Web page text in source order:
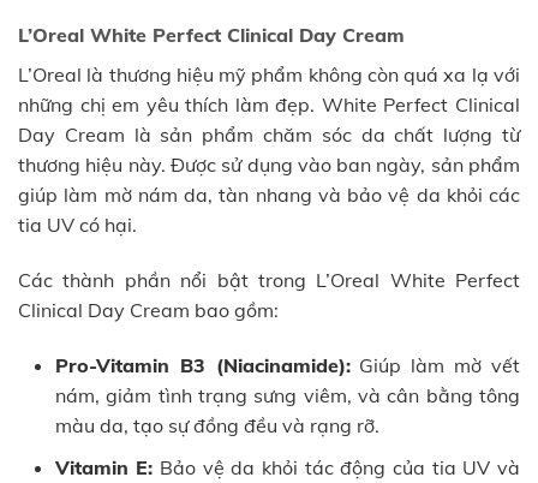
L’Oreal White Perfect Clinical Day Cream
L’Oreal là thương hiệu mỹ phẩm không còn quá xa lạ với
những chị em yêu thích làm đẹp. White Perfect Clinical
Day Cream là sản phẩm chăm sóc da chất lượng từ
thương hiệu này. Được sử dụng vào ban ngày, sản phẩm
giúp làm mờ nám da, tàn nhang và bảo vệ da khỏi các
tia UV có hại.
Các thành phần nổi bật trong L’Oreal White Perfect
Clinical Day Cream bao gồm:
Pro-Vitamin B3 (Niacinamide):Giúp làm mờ vết
nám, giảm tình trạng sưng viêm, và cân bằng tông
màu da, tạo sự đồng đều và rạng rỡ.
Vitamin E: Bảo vệ da khỏi tác động của tia UV và